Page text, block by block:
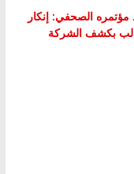
مؤتمره الصحفي: إنكار
بكشف الشركة